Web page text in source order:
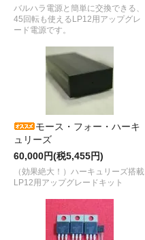
バルハラ電源と簡単に交換できる、
45回転も使えるLP12用アップグレ
ード電源です。
モース・フォー・ハーキ
ュリーズ
60,000円(税5,455円)
（効果絶大！）ハーキュリーズ搭載
LP12用アップグレードキット